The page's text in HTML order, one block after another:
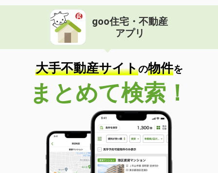
goo住宅・不動産
アプリ
大手不動産サイトの物件を
まとめて検索！